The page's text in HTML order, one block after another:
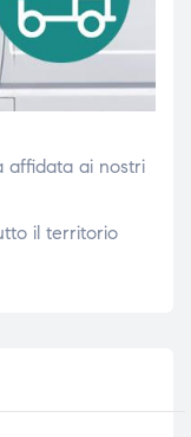
ai nostri
il territorio